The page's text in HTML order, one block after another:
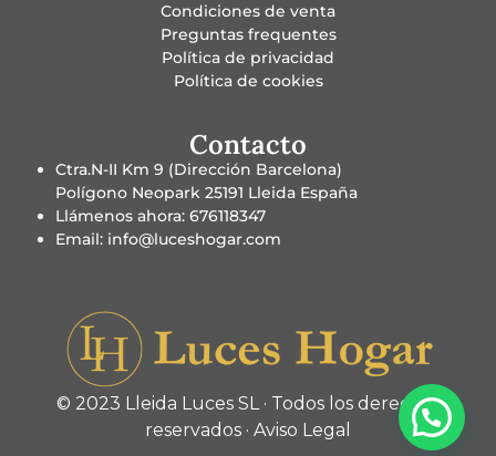
Condiciones de venta
Preguntas frequentes
Política de privacidad
Política de cookies
Contacto
Ctra.N-II Km 9 (Dirección Barcelona)
Polígono Neopark 25191 Lleida España
Llámenos ahora: 676118347
Email: info@luceshogar.com
© 2023 Lleida Luces SL · Todos los derechos
reservados · Aviso Legal